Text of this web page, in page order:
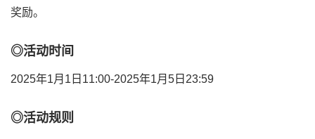
奖励。
◎活动时间
2025年1月1日11:00-2025年1月5日23:59
◎活动规则